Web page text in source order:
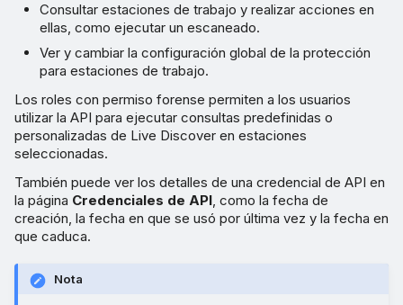
Consultar estaciones de trabajo y realizar acciones en
ellas, como ejecutar un escaneado.
Ver y cambiar la configuración global de la protección
para estaciones de trabajo.
Los roles con permiso forense permiten a los usuarios
utilizar la API para ejecutar consultas predefinidas o
personalizadas de Live Discover en estaciones
seleccionadas.
También puede ver los detalles de una credencial de API en
la página Credenciales de API , como la fecha de
creación, la fecha en que se usó por última vez y la fecha en
que caduca.
Nota